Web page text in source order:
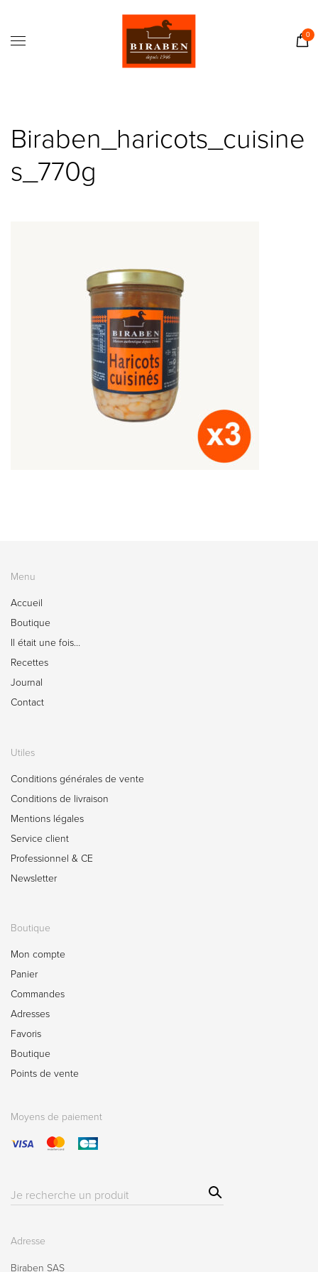
0
Contact
Biraben_haricots_cuisine
s_770g
Menu
Accueil
Boutique
Il était une fois…
Recettes
Journal
Contact
Utiles
Conditions générales de vente
Conditions de livraison
Mentions légales
Service client
Professionnel & CE
Newsletter
Boutique
Mon compte
Panier
Commandes
Adresses
Favoris
Boutique
Points de vente
Moyens de paiement
Résultat(s)
Sear
ch
Adresse
Biraben SAS